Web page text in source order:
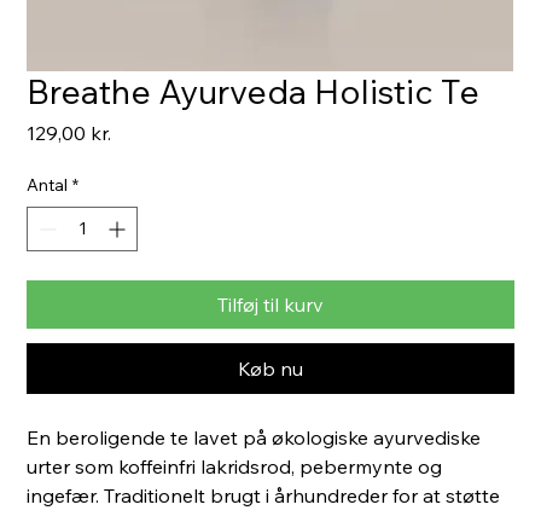
Breathe Ayurveda Holistic Te
129,00 kr.
Antal *
Tilføj til kurv
Køb nu
En beroligende te lavet på økologiske ayurvediske
urter som koffeinfri lakridsrod, pebermynte og
ingefær. Traditionelt brugt i århundreder for at støtte